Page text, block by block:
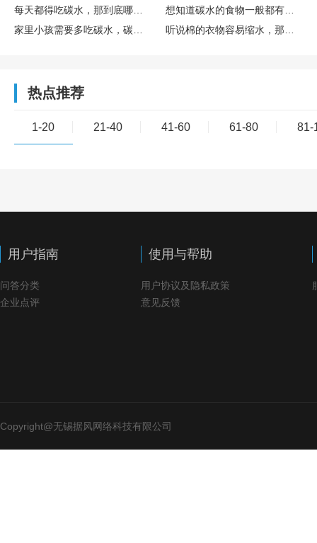
热点推荐
1-20 21-40 41-60 61-80 81-
用户指南
问答分类
企业点评
使用与帮助
用户协议及隐私政策
意见反馈
Copyright@无锡据风网络科技有限公司